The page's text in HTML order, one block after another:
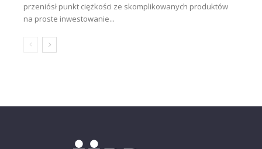
przeniósł punkt ciężkości ze skomplikowanych produktów
na proste inwestowanie...